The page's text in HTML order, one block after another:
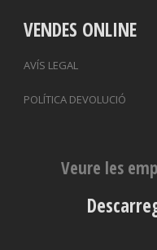
VENDES ONLINE
AVÍS LEGAL
POLÍTICA DEVOLUCIÓ
Veure les